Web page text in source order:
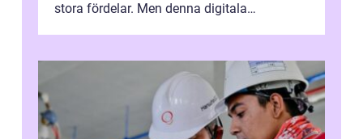
stora fördelar. Men denna digitala